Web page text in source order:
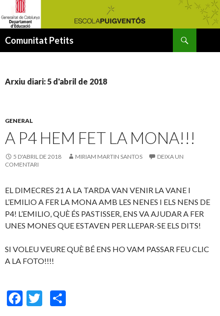
Comunitat Petits
Arxiu diari: 5 d'abril de 2018
GENERAL
A P4 HEM FET LA MONA!!!
5 D'ABRIL DE 2018 MIRIAM MARTIN SANTOS
DEIXA UN
COMENTARI
EL DIMECRES 21 A LA TARDA VAN VENIR LA VANE I
L’EMILIO A FER LA MONA AMB LES NENES I ELS NENS DE
P4! L’EMILIO, QUÈ ÉS PASTISSER, ENS VA AJUDAR A FER
UNES MONES QUE ESTAVEN PER LLEPAR-SE ELS DITS!
SI VOLEU VEURE QUÈ BÉ ENS HO VAM PASSAR FEU CLIC
A LA FOTO!!!!
F
T